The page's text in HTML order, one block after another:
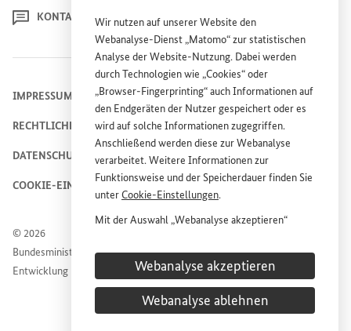
Wir nutzen auf unsererWebsite den
Webanalyse-Dienst „Matomo“ zur statistischen
Analyse derWebsite-Nutzung. Dabei werden
durch Technologien wie „Cookies“ oder
„Browser-Fingerprinting“ auch Informationen auf
den Endgeräten der Nutzer gespeichert oder es
wird auf solche Informationen zugegriffen.
Anschließend werden diese zur Webanalyse
verarbeitet. Weitere Informationen zur
Funktionsweise und der Speicherdauer finden Sie
unterCookie-Einstellungen.
Mit der Auswahl „Webanalyse akzeptieren“
Dienstes „Matomo“ auf derWebsitedes
Bundesministeriums für wirtschaftliche
Entwicklung und Zusammenarbeit (BMZ) zu.
Diese Einwilligung ist freiwillig, für die Nutzung
Webanalyse akzeptieren
Webanalyse ablehnen
KONTAKT
© 2026
Bundesministerium für wirtschaftliche Zusammenarbeit und
Entwicklung
IMPRESSUM
RECHTLICHE HINWEISE
DATENSCHUTZHINWEIS
COOKIE-EINSTELLUNGEN